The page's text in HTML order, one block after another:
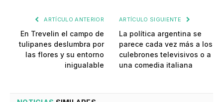
ARTÍCULO ANTERIOR
En Trevelin el campo de
tulipanes deslumbra por
las flores y su entorno
inigualable
ARTÍCULO SIGUIENTE
La política argentina se
parece cada vez más a los
culebrones televisivos o a
una comedia italiana